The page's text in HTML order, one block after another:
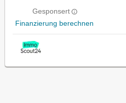
Gesponsert
Finanzierung berechnen